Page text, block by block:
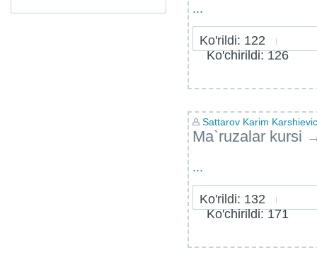
...
Ko'rildi: 122
Ko'chirildi: 126
Sattarov Karim
Ma`ruzalar kursi
...
Ko'rildi: 132
Ko'chirildi: 171